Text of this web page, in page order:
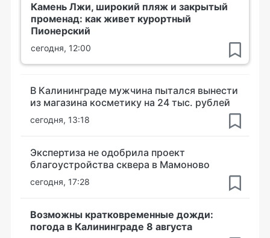
Камень Лжи, широкий пляж и закрытый
променад: как живет курортный
Пионерский
сегодня, 12:00
В Калининграде мужчина пытался вынести
из магазина косметику на 24 тыс. рублей
сегодня, 13:18
Экспертиза не одобрила проект
благоустройства сквера в Мамоново
сегодня, 17:28
Возможны кратковременные дожди:
погода в Калининграде 8 августа